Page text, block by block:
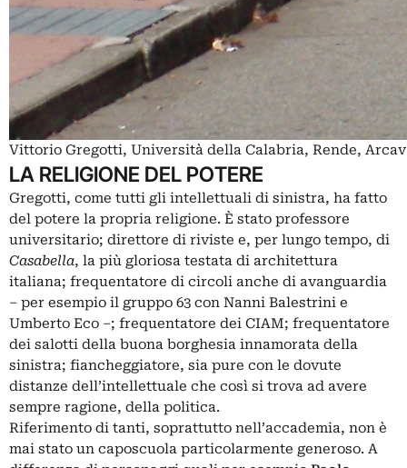
Vittorio Gregotti, Università della Calabria, Rende,
LA RELIGIONE DEL POTERE
Gregotti, come tutti gli intellettuali di sinistra, ha fatto
del potere la propria religione. È stato professore
universitario; direttore di riviste e, per lungo tempo, di
Casabella, la più gloriosa testata di architettura
italiana; frequentatore di circoli anche di avanguardia
– per esempio il gruppo 63 con Nanni Balestrini e
Umberto Eco –; frequentatore dei CIAM; frequentatore
dei salotti della buona borghesia innamorata della
sinistra; fiancheggiatore, sia pure con le dovute
distanze dell’intellettuale che così si trova ad avere
sempre ragione, della politica.
Riferimento di tanti, soprattutto nell’accademia, non è
mai stato un caposcuola particolarmente generoso. A